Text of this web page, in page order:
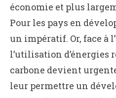
économie et plus
Pour les pays en
un impératif. Or, face à
l’utilisation d’énergies
carbone devient
leur permettre un